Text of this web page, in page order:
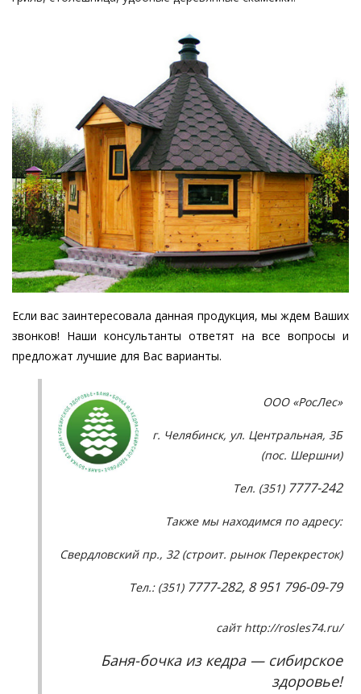
Если вас заинтересовала данная продукция, мы ждем Ваших
звонков! Наши консультанты ответят на все вопросы и
предложат лучшие для Вас варианты.
ООО «РосЛес»
г. Челябинск, ул. Центральная, 3Б
(пос. Шершни)
Тел. (351) 7777-242
Также мы находимся по адресу:
Свердловский пр., 32 (строит. рынок Перекресток)
Тел.: (351) 7777-282, 8 951 796-09-79
сайт http://rosles74.ru/
Баня-бочка из кедра — сибирское
здоровье!